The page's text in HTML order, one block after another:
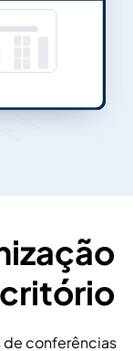
de conferências